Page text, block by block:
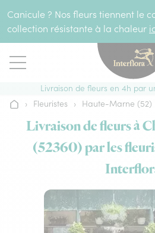
Canicule ? Nos fleurs tiennent le
collection résistante à la chaleur
Livraison de fleurs en 4h par
Accueil
› Fleuristes › Haute-Marne (52)
Livraison de fleurs à
(52360) par les